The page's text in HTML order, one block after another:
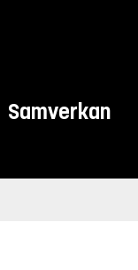
Samverkan